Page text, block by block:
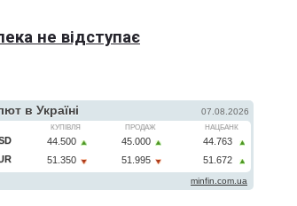
не відступає